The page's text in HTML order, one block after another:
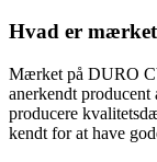
Hvad er
Mærket på DURO
anerkendt
producere
kendt for at have